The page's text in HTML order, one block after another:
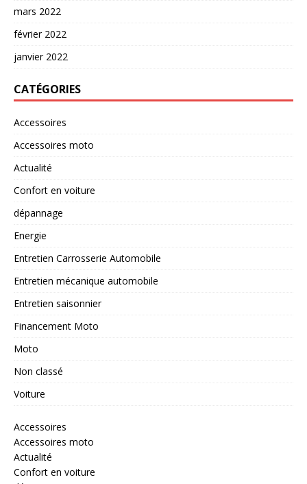
mars 2022
février 2022
janvier 2022
CATÉGORIES
Accessoires
Accessoires moto
Actualité
Confort en voiture
dépannage
Energie
Entretien Carrosserie Automobile
Entretien mécanique automobile
Entretien saisonnier
Financement Moto
Moto
Non classé
Voiture
Accessoires
Accessoires moto
Actualité
Confort en voiture